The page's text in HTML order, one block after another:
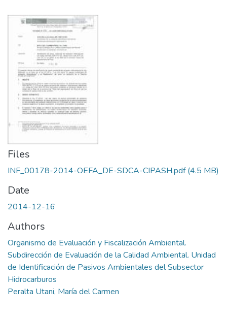
Files
INF_00178-2014-OEFA_DE-SDCA-CIPASH.pdf(4.5 MB)
Date
2014-12-16
Authors
Organismo de Evaluación y Fiscalización Ambiental.
Subdirección de Evaluación de la Calidad Ambiental. Unidad
de Identificación de Pasivos Ambientales del Subsector
Hidrocarburos
Peralta Utani, María del Carmen